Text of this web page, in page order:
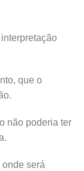
que o
não poderia ter
onde será